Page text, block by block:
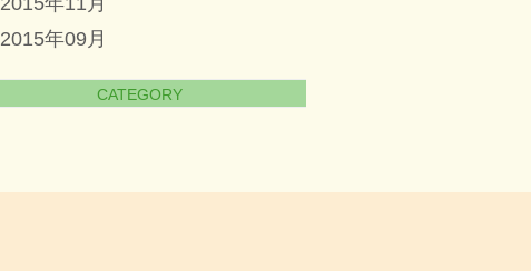
2015年09月
CATEGORY